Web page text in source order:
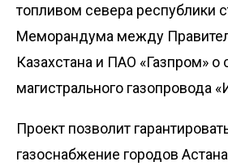
топливом севера республики
Меморандума между
Казахстана и ПАО «Газпром» о
магистрального газопровода
Проект позволит
газоснабжение городов